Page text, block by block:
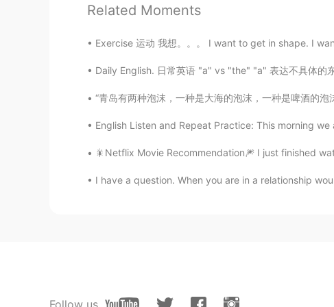
Puedo saber dónde es?? please??
Sashita Daniela
Est
Estaes la primera vez desdeque
¡Estoy feliz serexterior otra vez!
¡Estoy felizde estaren elexterior otra
Related Moments
Exercise 运动 我想。。。 I want to get in shape. I
Daily English. 日常英语 "a" vs "the" "a" 表达不具体的东西
“青岛有两种泡沫，一种是大海的泡沫，一种是啤酒的泡沫，两种泡沫
English Listen and Repeat Practice: This morning
🎇Netflix Movie Recommendation🎆 I just finished
I have a question. When you are in a relationship
Follow us